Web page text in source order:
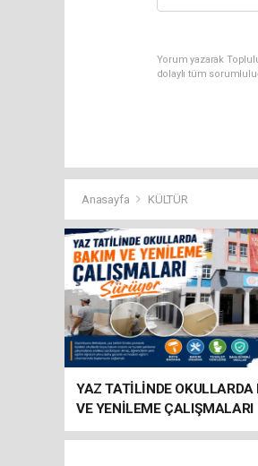
Yorum yazarak
dolaylı tüm
Anasayfa KÜLTÜR
YAZ TATİLİNDE OKULLARDA
VE YENİLEME ÇALIŞMALARI
SÜRÜYOR